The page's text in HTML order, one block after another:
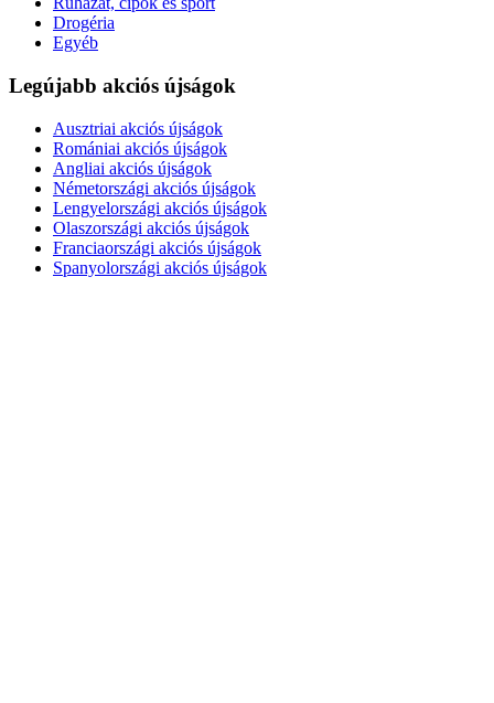
Drogéria
Egyéb
Legújabb akciós újságok
Ausztriai akciós újságok
Romániai akciós újságok
Angliai akciós újságok
Németországi akciós újságok
Lengyelországi akciós újságok
Olaszországi akciós újságok
Franciaországi akciós újságok
Spanyolországi akciós újságok